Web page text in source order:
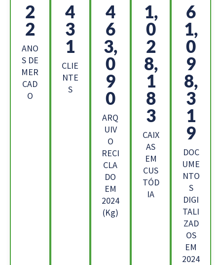
2
5
ANO
S DE
MER
CAD
O
4
8
0
CLIE
NTE
S
5
1
5,
3
9
8
ARQ
UIV
O
RECI
CLA
DO
EM
2024
(Kg)
1,
1
4
4,
3
2
2
CAIX
AS
EM
CUS
TÓD
IA
6
7,
9
9
9,
7
3
0
DOC
UME
NTO
S
DIGI
TALI
ZAD
OS
EM
2024